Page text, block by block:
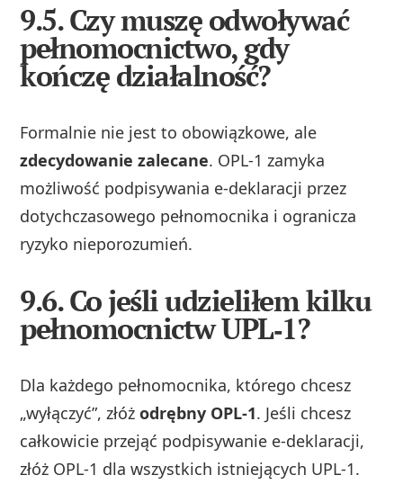
9.5. Czy muszę odwoływać
pełnomocnictwo, gdy
kończę działalność?
Formalnie nie jest to obowiązkowe, ale
zdecydowanie zalecane. OPL‑1 zamyka
możliwość podpisywania e‑deklaracji przez
dotychczasowego pełnomocnika i ogranicza
ryzyko nieporozumień.
9.6. Co jeśli udzieliłem kilku
pełnomocnictw UPL‑1?
Dla każdego pełnomocnika, którego chcesz
„wyłączyć”, złóżodrębny OPL‑1. Jeśli chcesz
całkowicie przejąć podpisywanie e‑deklaracji,
złóż OPL‑1 dla wszystkich istniejących UPL‑1.